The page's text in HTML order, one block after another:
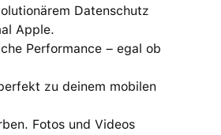
Datenschutz
Apple.
Performance – egal ob
zu deinem mobilen
Fotos und Videos